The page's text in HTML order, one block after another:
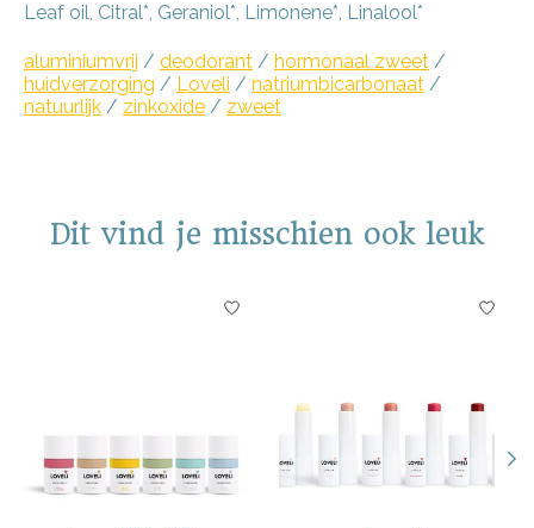
Leaf oil, Citral*, Geraniol*, Limonene*, Linalool*
aluminiumvrij / deodorant / hormonaal zweet /
huidverzorging / Loveli / natriumbicarbonaat /
natuurlijk / zinkoxide / zweet
Dit vind je misschien ook leuk
Items van productcarrousel